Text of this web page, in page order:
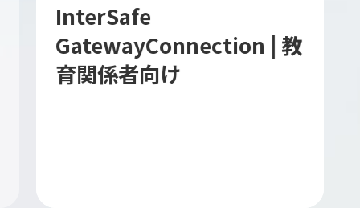
InterSafe
GatewayConnection | 教
育関係者向け